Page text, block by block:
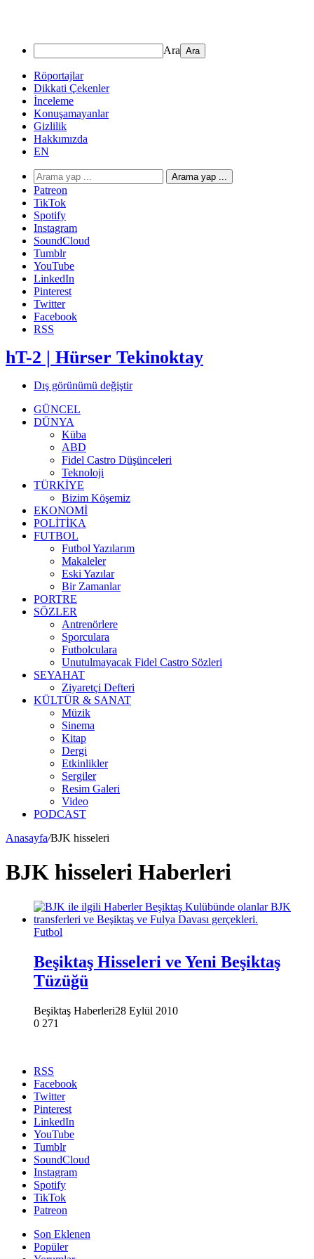
Ara
Röportajlar
Dikkati Çekenler
İnceleme
Konuşamayanlar
Gizlilik
Hakkımızda
EN
Arama yap ...
Patreon
TikTok
Spotify
Instagram
SoundCloud
Tumblr
YouTube
LinkedIn
Pinterest
Twitter
Facebook
RSS
hT-2 | Hürser Tekinoktay
Dış görünümü değiştir
GÜNCEL
DÜNYA
Küba
ABD
Fidel Castro Düşünceleri
Teknoloji
TÜRKİYE
Bizim Köşemiz
EKONOMİ
POLİTİKA
FUTBOL
Futbol Yazılarım
Makaleler
Eski Yazılar
Bir Zamanlar
PORTRE
SÖZLER
Antrenörlere
Sporculara
Futbolculara
Unutulmayacak Fidel Castro Sözleri
SEYAHAT
Ziyaretçi Defteri
KÜLTÜR & SANAT
Müzik
Sinema
Kitap
Dergi
Etkinlikler
Sergiler
Resim Galeri
Video
PODCAST
Anasayfa/BJK hisseleri
BJK hisseleri Haberleri
Futbol
Beşiktaş Hisseleri ve Yeni Beşiktaş
Tüzüğü
Beşiktaş Haberleri28 Eylül 2010
0 271
RSS
Facebook
Twitter
Pinterest
LinkedIn
YouTube
Tumblr
SoundCloud
Instagram
Spotify
TikTok
Patreon
Son Eklenen
Popüler